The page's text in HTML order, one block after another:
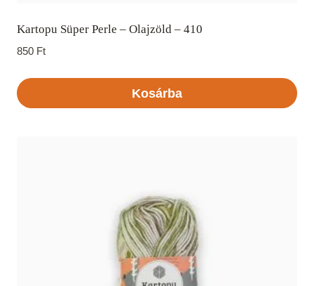
Kartopu Süper Perle – Olajzöld – 410
850 Ft
Kosárba